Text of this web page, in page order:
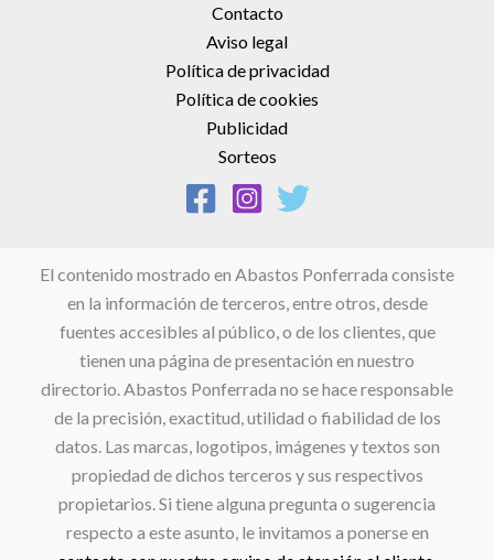
Contacto
Aviso legal
Política de privacidad
Política de cookies
Publicidad
Sorteos
El contenido mostrado en Abastos Ponferrada consiste
en la información de terceros, entre otros, desde
fuentes accesibles al público, o de los clientes, que
tienen una página de presentación en nuestro
directorio. Abastos Ponferrada no se hace responsable
de la precisión, exactitud, utilidad o fiabilidad de los
datos. Las marcas, logotipos, imágenes y textos son
propiedad de dichos terceros y sus respectivos
propietarios. Si tiene alguna pregunta o sugerencia
respecto a este asunto, le invitamos a ponerse en